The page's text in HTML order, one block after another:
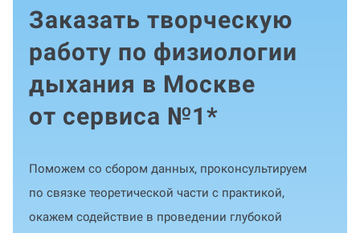
Заказать творческую
работу по физиологии
дыхания в Москве
от сервиса №1*
Поможем со сбором данных, проконсультируем
по связке теоретической части с практикой,
окажем содействие в проведении глубокой